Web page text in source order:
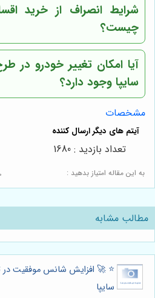
شرایط انصراف از خرید
چیست؟
آیا امکان تغییر خودرو در
سایپا وجود دارد؟
مشخصات
به این مقاله امتیاز بدهید :
تعداد بازدید : 1680
مطالب مشابه
⭐️ 🚀 افزایش شانس موفقیت
سایپا